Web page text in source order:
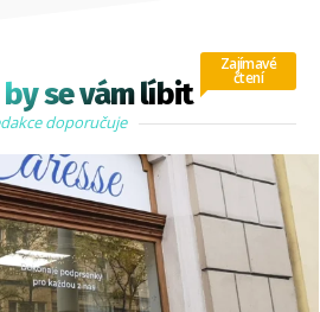
se vám líbit
Zajímavé
čtení
doporučuje